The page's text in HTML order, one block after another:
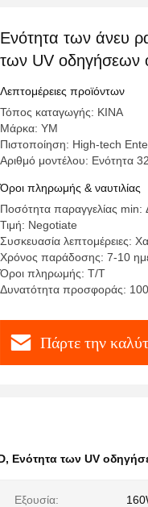
Ενότητα των άνευ
των UV οδηγήσεων
ενότητας 160W UV
Λεπτομέρειες προϊόντων
Τόπος καταγωγής: ΚΙΝΑ
Μάρκα: YM
Πιστοποίηση: High-tech
Αριθμό μοντέλου: Ενότητα
Όροι πληρωμής & ναυτιλίας
Ποσότητα παραγγελίας min:
Τιμή: Negotiate
Συσκευασία λεπτομέρειες:
Χρόνος παράδοσης: 7-10
Όροι πληρωμής: T/T
Δυνατότητα προσφοράς:
Πάρτε την
, Ενότητα των UV
Εξουσία: